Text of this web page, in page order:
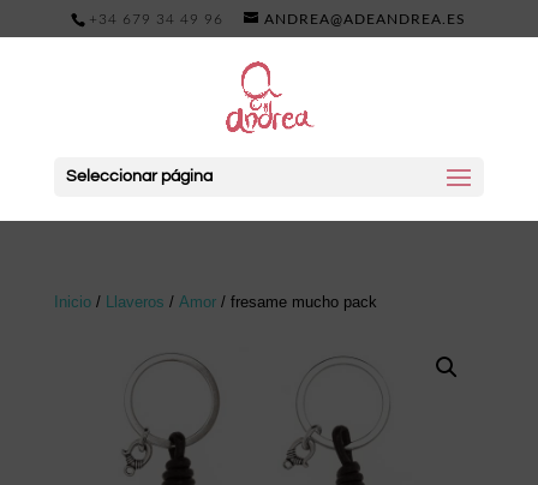
+34 679 34 49 96 ANDREA@ADEANDREA.ES
Seleccionar página
Inicio/ Llaveros / Amor/ fresame mucho pack